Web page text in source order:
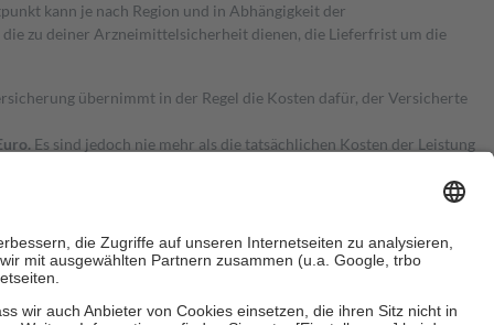
kann je nach Region und in Abhängigkeit der
zu deiner Arzneimittelsicherheit dienen, die Lieferfrist um die
übernimmt in der Regel die Kosten dafür, der Versicherte
Es sind jedoch nie mehr als die tatsächlichen Kosten der Leistung
Zuzahlungen an bei: